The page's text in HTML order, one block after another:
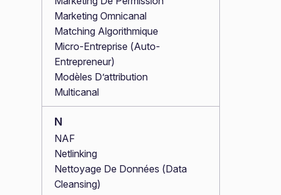
Marketing Omnicanal
Matching Algorithmique
Micro-Entreprise (Auto-
Entrepreneur)
Modèles D’attribution
Multicanal
N
NAF
Netlinking
Nettoyage De Données (Data
Cleansing)